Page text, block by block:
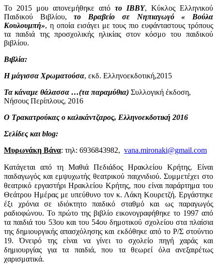
Το 2015 μου απονεμήθηκε από το ΙΒΒΥ, Κύκλος Ελληνικού
Παιδικού Βιβλίου,το Βραβείο σε Νηπιαγωγό « Βούλα
Κουλουμπή», η οποίαεισάγει με τους πιο ευφάνταστους τρόπους
τα παιδιά της προσχολικής ηλικίας στον κόσμο του παιδικού
βιβλίου.
Βιβλία:
Η μάγισσα Χρωματούσα, εκδ. Ελληνοεκδοτική,2015
Τα κάναμε θάλασσα …(τα παραμύθια) Συλλογική έκδοση,
Νήσους Περίπλους, 2016
O Τρακατρούκας ο καλικάντζαρος, Ελληνοεκδοτική 2016
Σελίδες και blog:
Μυρωνάκη Βάνα: τηλ: 6936843982, vana.mironaki@gmail.com
Κατάγεται από τη Μαθιά Πεδιάδος Ηρακλείου Κρήτης. Είναι
παιδαγωγός και εμψυχωτής θεατρικού παιχνιδιού. Συμμετέχει στο
θεατρικό εργαστήρι Ηρακλείου Κρήτης, που είναι παράρτημα του
Θεάτρου Ημέρας με υπεύθυνο τον κ. Λάκη Κουρετζή. Εργάστηκε
έξι χρόνια σε ιδιόκτητο παιδικό σταθμό και ως παραγωγός
ραδιοφώνου. Το πρώτο της βιβλίο εικονογραφήθηκε το 1997 από
τα παιδιά του 53ου και του 54ου δημοτικού σχολείου στα πλαίσια
της δημιουργικής απασχόλησης και εκδόθηκε από το Ρ/Σ στούντιο
19. Όνειρό της είναι να γίνει το σχολείο πηγή χαράς και
δημιουργίας για τα παιδιά, που τα θεωρεί όλα ανεξαιρέτως
χαρισματικά.